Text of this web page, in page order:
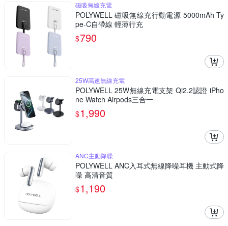
磁吸無線充電
POLYWELL 磁吸無線充行動電源 5000mAh Ty
pe-C自帶線 輕薄行充
$790
25W高速無線充電
POLYWELL 25W無線充電支架 Qi2.2認證 iPho
ne Watch Airpods三合一
$1,990
ANC主動降噪
POLYWELL ANC入耳式無線降噪耳機 主動式降
噪 高清音質
$1,190